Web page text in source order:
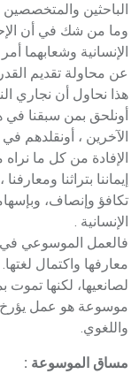
الباحثين والمتخصصين
وما من شك في أن
الإنسانية وشعابهما
عن محاولة تقديم
هذا نحاول أن نجاري
أونلحق بمن سبقنا
الآخرين ، أونقلدهم
الإفادة من كل ما نراه
إيماننا بتراثنا
تكافؤ وإنصاف،
الإنسانية .
فالعمل الموسوعي
معارفها واكتمال
لصانعيها، لكنها تموت
موسوعة هو عمل يؤرخ
واللغوي.
مساق الموسوعة :